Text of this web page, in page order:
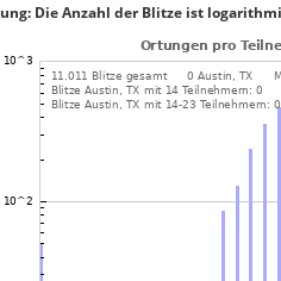
Die Anzahl der Blitze ist